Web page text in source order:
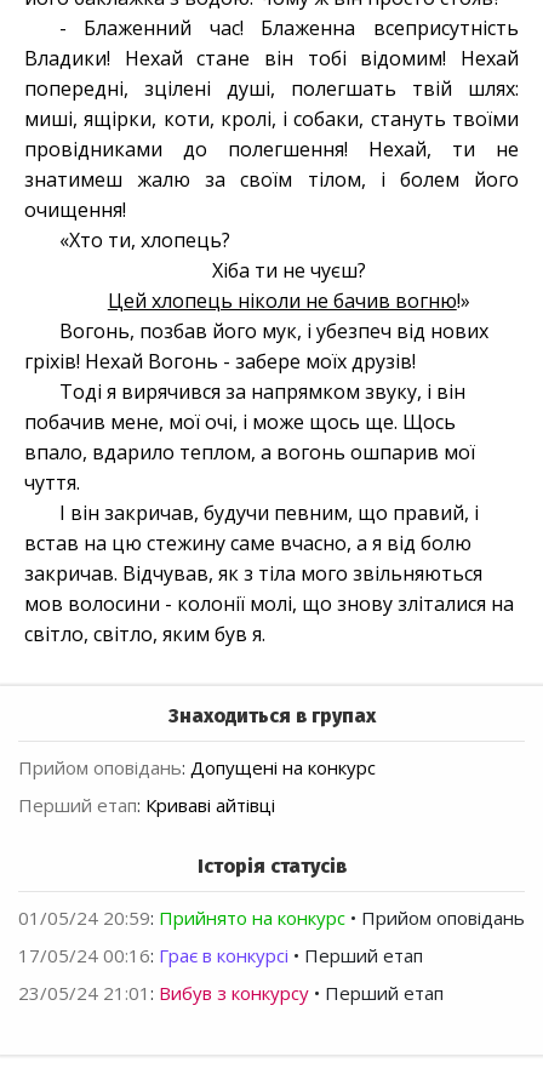
- Блаженний час! Блаженна всеприсутність
Владики! Нехай стане він тобі відомим! Нехай
попередні, зцілені душі, полегшать твій шлях:
миші, ящірки, коти, кролі, і собаки, стануть твоїми
провідниками до полегшення! Нехай, ти не
знатимеш жалю за своїм тілом, і болем його
очищення!
«Хто ти, хлопець?
Хіба ти не чуєш?
Цей хлопець ніколи не бачив вогню!»
Вогонь, позбав його мук, і убезпеч від нових
гріхів! Нехай Вогонь - забере моїх друзів!
Тоді я вирячився за напрямком звуку, і він
побачив мене, мої очі, і може щось ще. Щось
впало, вдарило теплом, а вогонь ошпарив мої
чуття.
І він закричав, будучи певним, що правий, і
встав на цю стежину саме вчасно, а я від болю
закричав. Відчував, як з тіла мого звільняються
мов волосини - колонії молі, що знову зліталися на
світло, світло, яким був я.
Знаходиться в групах
Прийом оповідань: Допущені на конкурс
Перший етап: Криваві айтівці
Історія статусів
01/05/24 20:59: Прийнято на конкурс • Прийом оповідань
17/05/24 00:16: Грає в конкурсі • Перший етап
23/05/24 21:01 : Вибув з конкурсу • Перший етап